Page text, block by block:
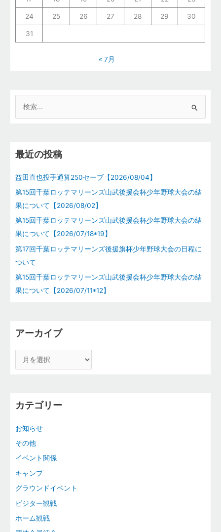
24 25 26 27 28 29 30
31
« 7月
象
最近の投稿
益田直也投手通算250セーブ【2026/08/04】
第15回千葉ロッテマリーンズ山武後援会杯少年野球大会の結
果について【2026/08/02】
第15回千葉ロッテマリーンズ山武後援会杯少年野球大会の結
果について【2026/07/18*19】
第17回千葉ロッテマリーンズ後援旗杯少年野球大会の日程に
ついて
第15回千葉ロッテマリーンズ山武後援会杯少年野球大会の結
果について【2026/07/11*12】
アーカイブ
カテゴリー
お知らせ
その他
イベント関係
キャンプ
グラウンドイベント
ビジター観戦
ホーム観戦